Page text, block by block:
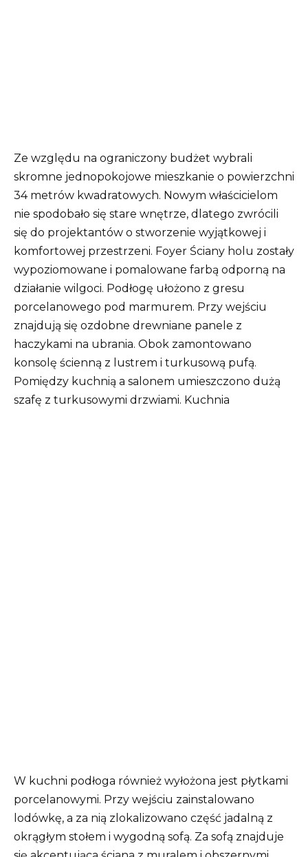
Ze względu na ograniczony budżet wybrali
skromne jednopokojowe mieszkanie o powierzchni
34 metrów kwadratowych. Nowym właścicielom
nie spodobało się stare wnętrze, dlatego zwrócili
się do projektantów o stworzenie wyjątkowej i
komfortowej przestrzeni. Foyer Ściany holu zostały
wypoziomowane i pomalowane farbą odporną na
działanie wilgoci. Podłogę ułożono z gresu
porcelanowego pod marmurem. Przy wejściu
znajdują się ozdobne drewniane panele z
haczykami na ubrania. Obok zamontowano
konsolę ścienną z lustrem i turkusową pufą.
Pomiędzy kuchnią a salonem umieszczono dużą
szafę z turkusowymi drzwiami. Kuchnia
W kuchni podłoga również wyłożona jest płytkami
porcelanowymi. Przy wejściu zainstalowano
lodówkę, a za nią zlokalizowano część jadalną z
okrągłym stołem i wygodną sofą. Za sofą znajduje